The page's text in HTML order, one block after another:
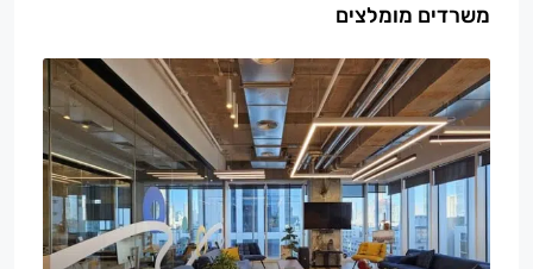
משרדים מומלצים